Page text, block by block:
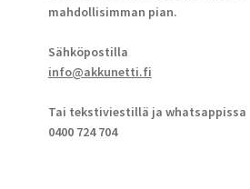
mahdollisimman pian.
Sähköpostilla
info@akkunetti.fi
Tai tekstiviestillä ja whatsappissa
0400 724 704